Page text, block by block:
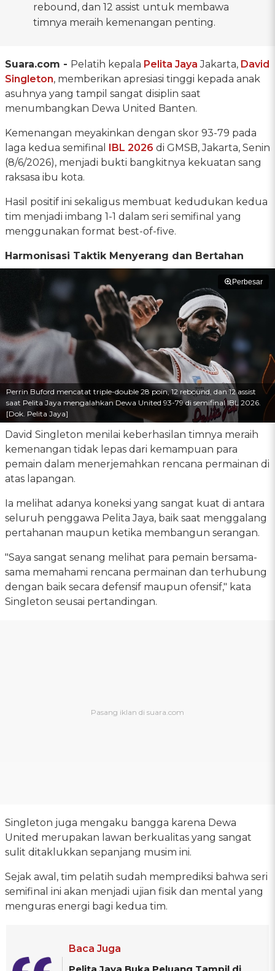
rebound, dan 12 assist untuk membawa
timnya meraih kemenangan penting.
Suara.com - Pelatih kepala Pelita Jaya Jakarta, David
Singleton, memberikan apresiasi tinggi kepada anak
asuhnya yang tampil sangat disiplin saat
menumbangkan Dewa United Banten.
Kemenangan meyakinkan dengan skor 93-79 pada
laga kedua semifinal IBL 2026 di GMSB, Jakarta, Senin
(8/6/2026), menjadi bukti bangkitnya kekuatan sang
raksasa ibu kota.
Hasil positif ini sekaligus membuat kedudukan kedua
tim menjadi imbang 1-1 dalam seri semifinal yang
menggunakan format best-of-five.
Harmonisasi Taktik Menyerang dan Bertahan
Perbesar
Perrin Buford mencatat triple-double 28 poin, 12 rebound, dan 12 assist
saat Pelita Jaya mengalahkan Dewa United 93-79 di semifinal IBL 2026.
[Dok. Pelita Jaya]
David Singleton menilai keberhasilan timnya meraih
kemenangan tidak lepas dari kemampuan para
pemain dalam menerjemahkan rencana permainan di
atas lapangan.
Ia melihat adanya koneksi yang sangat kuat di antara
seluruh penggawa Pelita Jaya, baik saat menggalang
pertahanan maupun ketika membangun serangan.
"Saya sangat senang melihat para pemain bersama-
sama memahami rencana permainan dan terhubung
dengan baik secara defensif maupun ofensif," kata
Singleton seusai pertandingan.
Singleton juga mengaku bangga karena Dewa
United merupakan lawan berkualitas yang sangat
sulit ditaklukkan sepanjang musim ini.
Sejak awal, tim pelatih sudah memprediksi bahwa seri
semifinal ini akan menjadi ujian fisik dan mental yang
menguras energi bagi kedua tim.
Baca Juga